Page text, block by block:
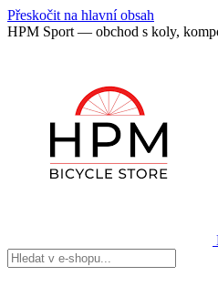
Přeskočit na hlavní obsah
HPM Sport — obchod s koly,